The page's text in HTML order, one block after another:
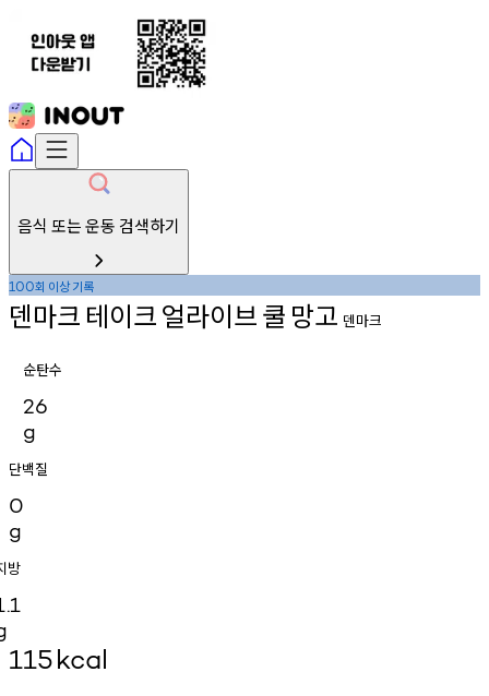
음식 또는 운동 검색하기
100회 이상기록
덴마크 테이크얼라이브쿨 망고 덴마크
순탄수
26
g
단백질
0
g
방
115kcal